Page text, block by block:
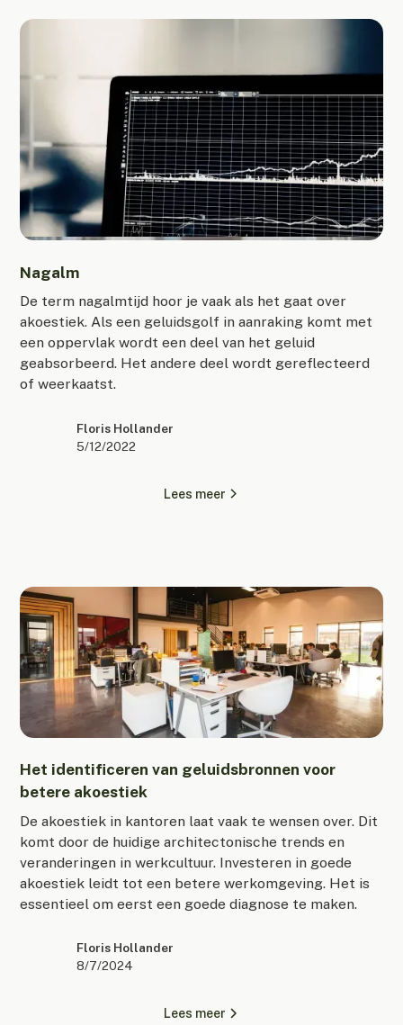
Nagalm
De term nagalmtijd hoor je vaak als het gaat over
akoestiek. Als een geluidsgolf in aanraking komt met
een oppervlak wordt een deel van het geluid
geabsorbeerd. Het andere deel wordt gereflecteerd
of weerkaatst.
Floris Hollander
5/12/2022
Lees meer
Het identificeren van geluidsbronnen voor
betere akoestiek
De akoestiek in kantoren laat vaak te wensen over. Dit
komt door de huidige architectonische trends en
veranderingen in werkcultuur. Investeren in goede
akoestiek leidt tot een betere werkomgeving. Het is
essentieel om eerst een goede diagnose te maken.
Floris Hollander
8/7/2024
Lees meer